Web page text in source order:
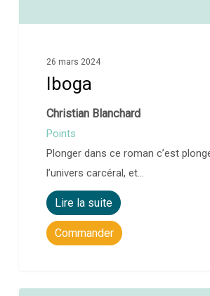
26 mars 2024
Iboga
Christian Blanchard
Points
Plonger dans ce roman c’est
l’univers carcéral, et…
Lire la suite
Commander